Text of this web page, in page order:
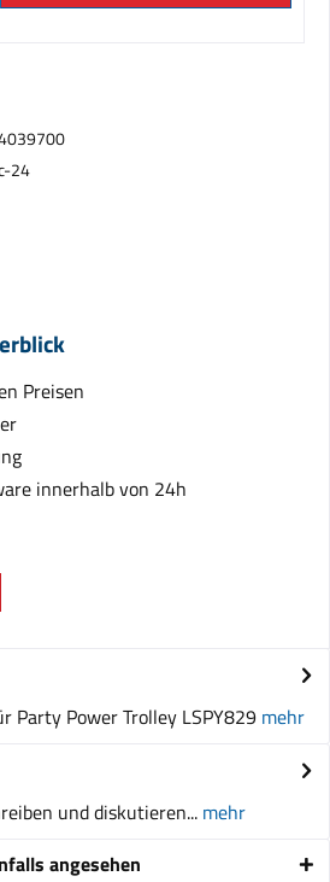
24
Preisen
innerhalb von 24h
Party Power Trolley LSPY829 mehr
und diskutieren... mehr
angesehen